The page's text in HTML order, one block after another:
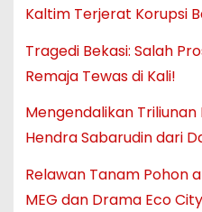
Kaltim Terjerat Korupsi
Tragedi Bekasi: Salah
Remaja Tewas di Kali!
Mengendalikan Triliunan
Hendra Sabarudin dari
Relawan Tanam Pohon
MEG dan Drama Eco